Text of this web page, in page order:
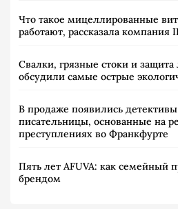
Что такое мицеллированные
работают, рассказала компания
Свалки, грязные стоки и
обсудили самые острые
В продаже появились
писательницы, основанные на
преступлениях во Франкфурте
Пять лет AFUVA: как семейный
брендом